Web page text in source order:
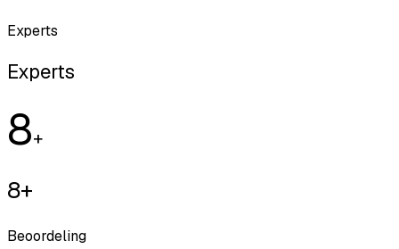
Experts
Experts
8+
8+
Beoordeling